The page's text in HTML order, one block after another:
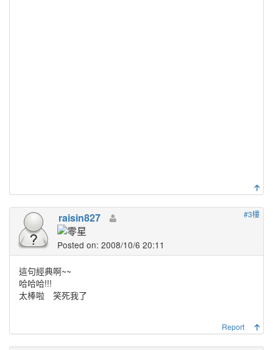
#3樓
raisin827
Posted on: 2008/10/6 20:11
這句經典啊~~
哈哈哈!!!
太棒啦 笑死我了
Report